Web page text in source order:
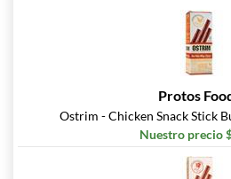
Protos
Ostrim - Chicken Snack Stick
Nuestro precio